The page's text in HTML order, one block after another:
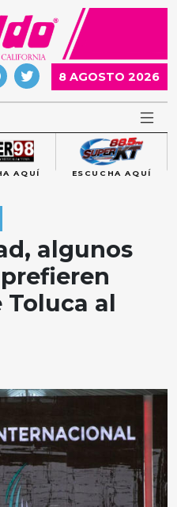
8 AGOSTO 2026
AQUÍ ESCUCHA AQUÍ
algunos
al